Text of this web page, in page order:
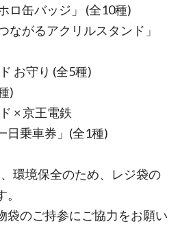
ロ缶バッジ」 (全10種)
がるアクリルスタンド」
お守り (全5種)
)
× 京王電鉄
日乗車券」(全1種)
環境保全のため、レジ袋の
袋のご持参にご協力をお願い